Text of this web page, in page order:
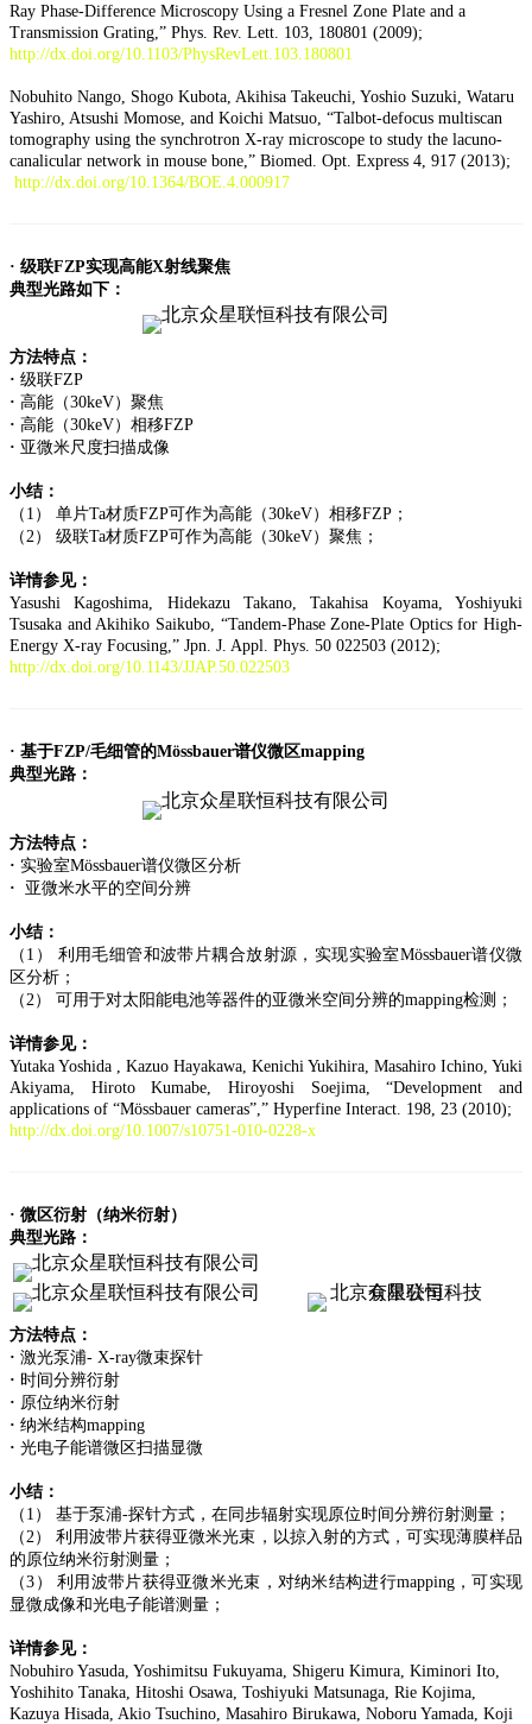
Ray Phase-Difference Microscopy Using a Fresnel Zone Plate and a
Transmission Grating,” Phys. Rev. Lett. 103, 180801 (2009);
http://dx.doi.org/10.1103/PhysRevLett.103.180801
Nobuhito Nango, Shogo Kubota, Akihisa Takeuchi, Yoshio Suzuki, Wataru
Yashiro, Atsushi Momose, and Koichi Matsuo, “Talbot-defocus multiscan
tomography using the synchrotron X-ray microscope to study the lacuno-
canalicular network in mouse bone,” Biomed. Opt. Express 4, 917 (2013);
http://dx.doi.org/10.1364/BOE.4.000917
· 级联FZP实现高能X射线聚焦
典型光路如下：
方法特点：
· 级联FZP
· 高能（30keV）聚焦
· 高能（30keV）相移FZP
· 亚微米尺度扫描成像
小结：
（1） 单片Ta材质FZP可作为高能（30keV）相移FZP；
（2） 级联Ta材质FZP可作为高能（30keV）聚焦；
详情参见：
Yasushi Kagoshima, Hidekazu Takano, Takahisa Koyama, Yoshiyuki
Tsusaka and Akihiko Saikubo, “Tandem-Phase Zone-Plate Optics for High-
Energy X-ray Focusing,” Jpn. J. Appl. Phys. 50 022503 (2012);
http://dx.doi.org/10.1143/JJAP.50.022503
· 基于FZP/毛细管的Mössbauer谱仪微区mapping
典型光路：
方法特点：
· 实验室Mössbauer谱仪微区分析
· 亚微米水平的空间分辨
小结：
（1） 利用毛细管和波带片耦合放射源，实现实验室Mössbauer谱仪微
区分析；
（2） 可用于对太阳能电池等器件的亚微米空间分辨的mapping检测；
详情参见：
Yutaka Yoshida , Kazuo Hayakawa, Kenichi Yukihira, Masahiro Ichino, Yuki
Akiyama, Hiroto Kumabe, Hiroyoshi Soejima, “Development and
applications of “Mössbauer cameras”,” Hyperfine Interact. 198, 23 (2010);
http://dx.doi.org/10.1007/s10751-010-0228-x
· 微区衍射（纳米衍射）
典型光路：
方法特点：
· 激光泵浦- X-ray微束探针
· 时间分辨衍射
· 原位纳米衍射
· 纳米结构mapping
· 光电子能谱微区扫描显微
小结：
（1） 基于泵浦-探针方式，在同步辐射实现原位时间分辨衍射测量；
（2） 利用波带片获得亚微米光束，以掠入射的方式，可实现薄膜样品
的原位纳米衍射测量；
（3） 利用波带片获得亚微米光束，对纳米结构进行mapping，可实现
显微成像和光电子能谱测量；
详情参见：
Nobuhiro Yasuda, Yoshimitsu Fukuyama, Shigeru Kimura, Kiminori Ito,
Yoshihito Tanaka, Hitoshi Osawa, Toshiyuki Matsunaga, Rie Kojima,
Kazuya Hisada, Akio Tsuchino, Masahiro Birukawa, Noboru Yamada, Koji